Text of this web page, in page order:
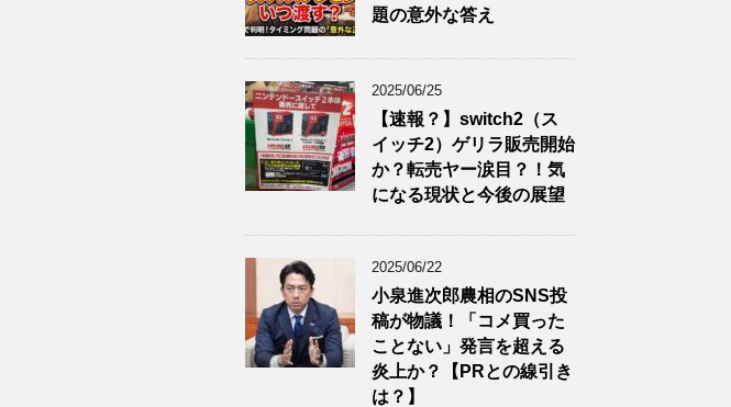
題の意外な答え
2025/06/25
【速報？】switch2（ス
イッチ2）ゲリラ販売開始
か？転売ヤー涙目？！気
になる現状と今後の展望
2025/06/22
小泉進次郎農相のSNS投
稿が物議！「コメ買った
ことない」発言を超える
炎上か？【PRとの線引き
は？】